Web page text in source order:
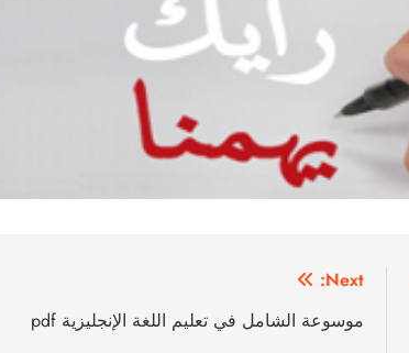
Next:
موسوعة الشامل في تعليم اللغة الإنجليزية pdf